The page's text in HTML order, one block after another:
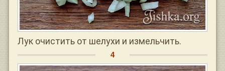
Лук очистить от шелухи и измельчить.